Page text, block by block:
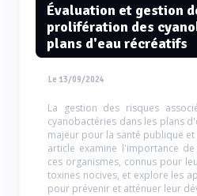
Évaluation et gestion
prolifération des
plans d'eau récréatifs
Le 13/09/2024
La gestion des risques
cyanobactéries dans les plans
majeur pour la santé publique
article examine l'importance
ces organismes, connus pour
toxines nocives, et explore les
pour prévenir et atténuer leur